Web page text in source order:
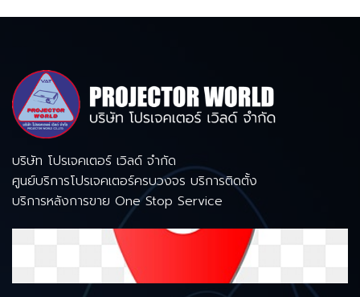
บริษัท โปรเจคเตอร์ เวิลด์ จำกัด
ศูนย์บริการโปรเจคเตอร์ครบวงจร บริการติดตั้ง
บริการหลังการขาย One Stop Service